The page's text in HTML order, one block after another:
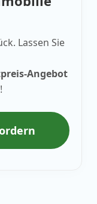
Lassen Sie
Angebot